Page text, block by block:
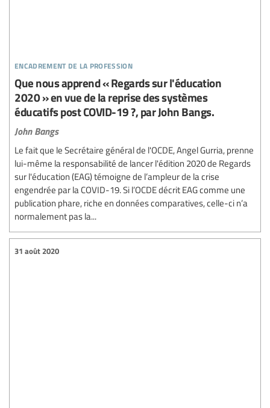
encadrement de la profession
Que nous apprend « Regards sur l'éducation
2020 » en vue de la reprise des systèmes
éducatifs post COVID-19 ?, par John Bangs.
John Bangs
Le fait que le Secrétaire général de l'OCDE, Angel Gurria, prenne
lui-même la responsabilité de lancer l'édition 2020 de Regards
sur l'éducation (EAG) témoigne de l’ampleur de la crise
engendrée par la COVID-19. Si l’OCDE décrit EAG comme une
publication phare, riche en données comparatives, celle-ci n’a
normalement pas la...
31 août 2020